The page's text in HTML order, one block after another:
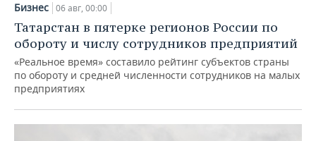
Бизнес 06 авг, 00:00
Татарстан в пятерке регионов России по
обороту и числу сотрудников предприятий
«Реальное время» составило рейтинг субъектов страны
по обороту и средней численности сотрудников на малых
предприятиях